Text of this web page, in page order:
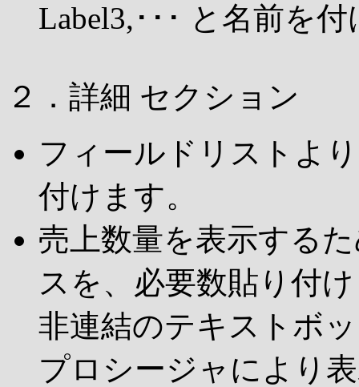
Label3,･･･ と名前を
２．詳細 セクション
フィールドリストよ
付けます。
売上数量を表示する
スを、必要数貼り付
非連結のテキストボ
プロシージャにより